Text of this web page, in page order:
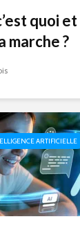
quoi et
marche ?
ARTIFICIELLE